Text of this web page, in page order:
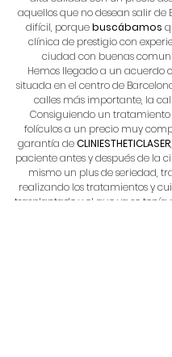
aquellos que no desean salir de
difícil, porquebuscábamos
clínica de prestigio con
ciudad con buenas
Hemos llegado a un acuerdo
situada en el centro de
calles más importante, la
Consiguiendo un
folículos a un precio muy
garantía deCLINIESTHETICLASER
paciente antes y después de la
mismo un plus de seriedad,
realizando los tratamientos y
trasplantado y el que ya se